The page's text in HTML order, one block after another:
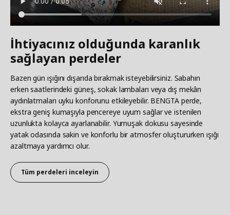
İhtiyacınız olduğunda karanlık
sağlayan perdeler
Bazen gün ışığını dışarıda bırakmak isteyebilirsiniz. Sabahın
erken saatlerindeki güneş, sokak lambaları veya dış mekân
aydınlatmaları uyku konforunu etkileyebilir. BENGTA perde,
ekstra geniş kumaşıyla pencereye uyum sağlar ve istenilen
uzunlukta kolayca ayarlanabilir. Yumuşak dokusu sayesinde
yatak odasında sakin ve konforlu bir atmosfer oluştururken ışığı
azaltmaya yardımcı olur.
Tüm perdeleri inceleyin